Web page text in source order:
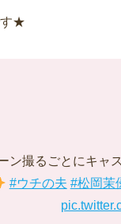
す★
ン撮るごとにキャ
#ウチの夫 #松岡茉